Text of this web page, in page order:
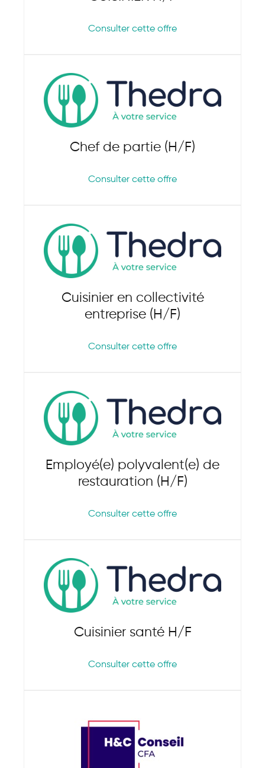
Consulter cette offre
Chef de partie (H/F)
Consulter cette offre
Cuisinier en collectivité
entreprise (H/F)
Consulter cette offre
Employé(e) polyvalent(e) de
restauration (H/F)
Consulter cette offre
Cuisinier santé H/F
Consulter cette offre